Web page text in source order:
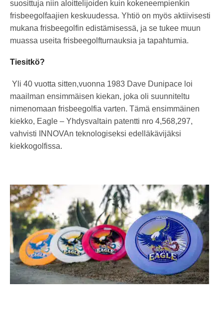
suosittuja niin aloittelijoiden kuin kokeneempienkin
frisbeegolfaajien keskuudessa. Yhtiö on myös aktiivisesti
mukana frisbeegolfin edistämisessä, ja se tukee muun
muassa useita frisbeegolfturnauksia ja tapahtumia.
Tiesitkö?
Yli 40 vuotta sitten,vuonna 1983 Dave Dunipace loi
maailman ensimmäisen kiekan, joka oli suunniteltu
nimenomaan frisbeegolfia varten. Tämä ensimmäinen
kiekko, Eagle – Yhdysvaltain patentti nro 4,568,297,
vahvisti INNOVAn teknologiseksi edelläkävijäksi
kiekkogolfissa.